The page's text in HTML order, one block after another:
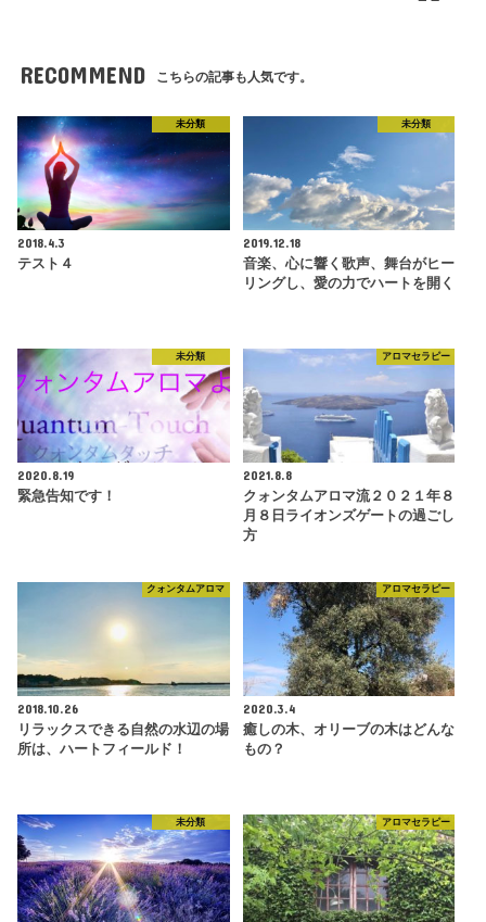
RECOMMEND こちらの記事も人気です。
未分類
2018.4.3
テスト４
未分類
2019.12.18
音楽、心に響く歌声、舞台がヒー
リングし、愛の力でハートを開く
未分類
2020.8.19
緊急告知です！
アロマセラピー
2021.8.8
クォンタムアロマ流２０２１年８
月８日ライオンズゲートの過ごし
方
クォンタムアロマ
2018.10.26
リラックスできる自然の水辺の場
所は、ハートフィールド！
アロマセラピー
2020.3.4
癒しの木、オリーブの木はどんな
もの？
未分類 アロマセラピー